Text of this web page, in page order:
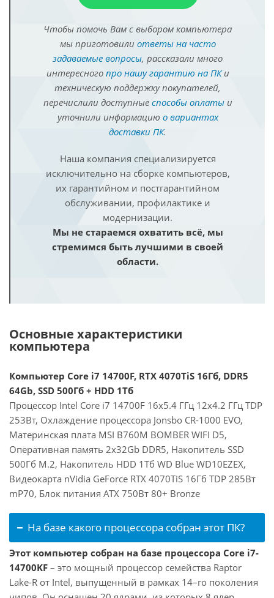
Чтобы помочь Вам с выбором компьютера
мы приготовили ответы на часто
задаваемые вопросы, рассказали много
интересного про нашу гарантию на ПКи
техническую поддержку покупателей,
перечислили доступные способы оплатыи
уточнили информацию о вариантах
доставки ПК.
Наша компания специализируется
исключительно на сборке компьютеров,
их гарантийном и постгарантийном
обслуживании, профилактике и
модернизации.
Мы не стараемся охватить всё, мы
стремимся быть лучшими в своей
области.
Основные характеристики
компьютера
Компьютер Core i7 14700F, RTX 4070TiS 16Гб, DDR5
64Gb, SSD 500Гб + HDD 1Тб
Процессор Intel Core i7 14700F 16x5.4 ГГц 12x4.2 ГГц TDP
253Вт, Охлаждение процессора Jonsbo CR-1000 EVO,
Материнская плата MSI B760M BOMBER WIFI D5,
Оперативная память 2x32Gb DDR5, Накопитель SSD
500Гб M.2, Накопитель HDD 1Тб WD Blue WD10EZEX,
Видеокарта nVidia GeForce RTX 4070TiS 16Гб TDP 285Вт
mP70, Блок питания ATX 750Вт 80+ Bronze
На базе какого процессора собран этот ПК?
Этот компьютер собран на базе процессора Core i7-
14700KF – это мощный процессор семейства Raptor
Lake-R от Intel, выпущенный в рамках 14–го поколения